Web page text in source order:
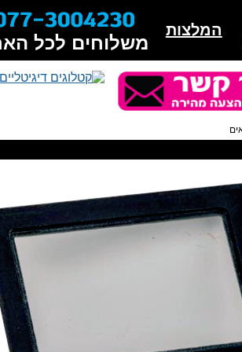
המלצות
משלוחים לכל